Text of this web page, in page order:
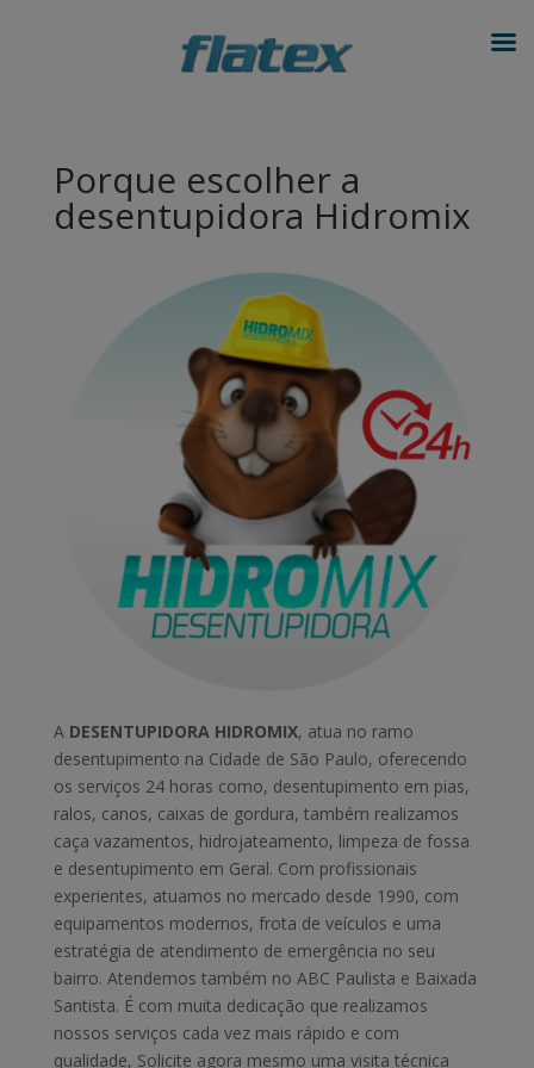
Porque escolher a
desentupidora Hidromix
A DESENTUPIDORA HIDROMIX, atua no ramo
desentupimento na Cidade de São Paulo, oferecendo
os serviços 24 horas como, desentupimento em pias,
ralos, canos, caixas de gordura, também realizamos
caça vazamentos, hidrojateamento, limpeza de fossa
e desentupimento em Geral. Com profissionais
experientes, atuamos no mercado desde 1990, com
equipamentos modernos, frota de veículos e uma
estratégia de atendimento de emergência no seu
bairro. Atendemos também no ABC Paulista e Baixada
Santista. É com muita dedicação que realizamos
nossos serviços cada vez mais rápido e com
qualidade, Solicite agora mesmo uma visita técnica